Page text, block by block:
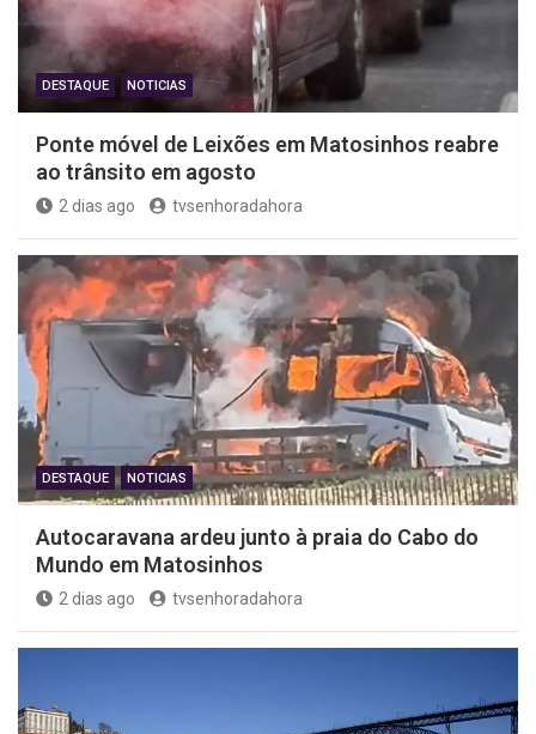
DESTAQUE NOTICIAS
Ponte móvel de Leixões em Matosinhos reabre
ao trânsito em agosto
2 dias ago tvsenhoradahora
DESTAQUE NOTICIAS
Autocaravana ardeu junto à praia do Cabo do
Mundo em Matosinhos
2 dias ago tvsenhoradahora